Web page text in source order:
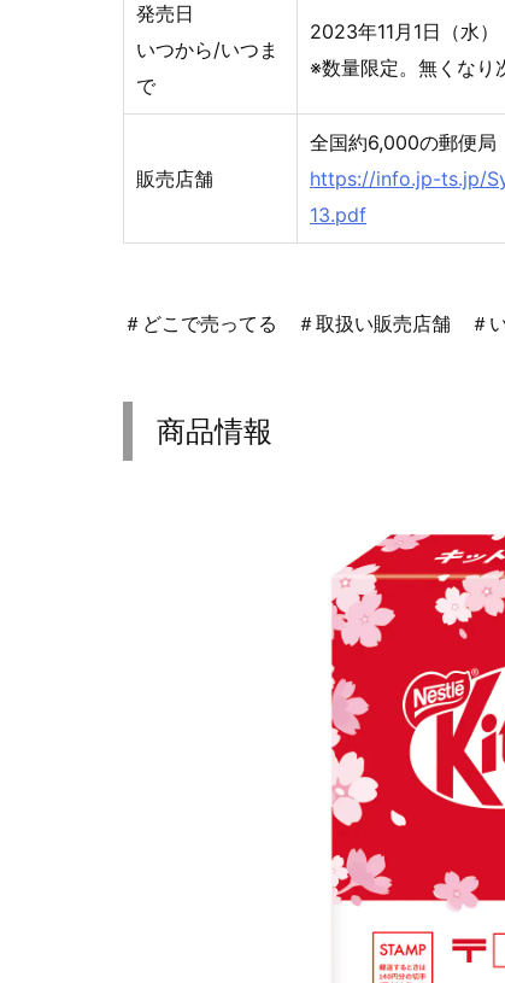
発売日
いつから/いつま
で
2023年11月1日（水）
※数量限定。無くなり
販売店舗
全国約6,000の郵便局
https://info.jp-ts.jp/
13.pdf
＃どこで売ってる ＃取扱い販売店舗 ＃
商品情報